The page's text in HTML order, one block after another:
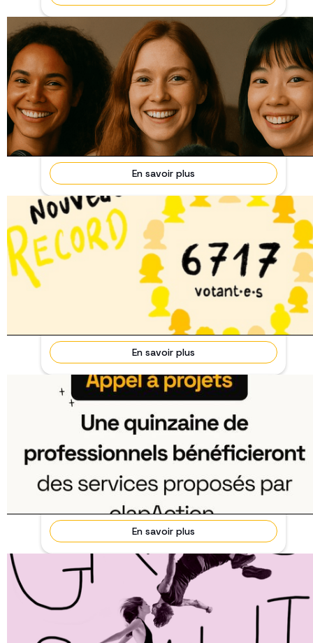
Vous êtes une femme et vous avez une
idée de court-métrage ?
du 10 juin au 31 juillet 2025
Terminé
🎬 Femmes créatrices de courts-métrages -
Découvrez bientôt, sur la plateforme ,le projet
retenu ain...
En savoir plus
Prix Alice Guy 2026 - Découvrez les 5
Finalistes !
du 2 décembre 2025 au 31 Janvier 2026
🗳️ Clôture des votes – 31 janvier 2026 6 717
participant·e·s, soit +31,5 % vs 2025 🚀 Un record
En savoir plus
Appel à projets clapAction : Faites naître
votre film avec son public !
31/10/2026
Terminé
série ou un documentaire ? clapAction sélectionne
En savoir plus
🎬 Envie de lire le film avant tout le
monde ?
7 jours